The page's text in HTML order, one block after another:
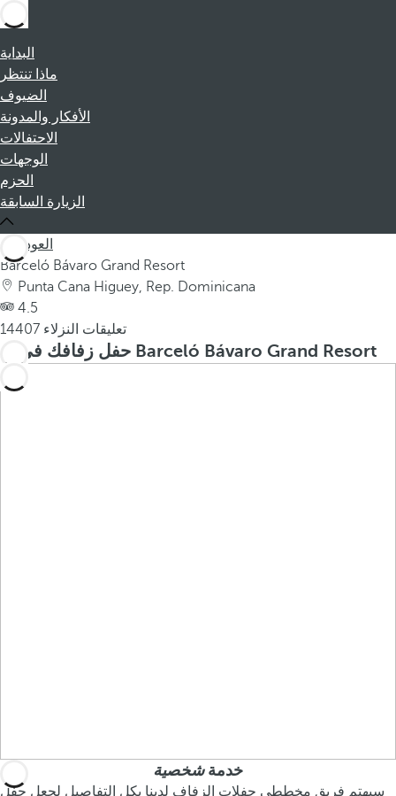
البداية
ماذا تنتظر
الضيوف
الأفكار والمدونة
الاحتفالات
الوجهات
الحزم
الزيارة السابقة
العودة
Barceló Bávaro Grand Resort
Punta Cana Higuey, Rep. Dominicana
4.5
14407 تعليقات النزلاء
حفل زفافك في Barceló Bávaro Grand Resort
خدمةشخصية
سيهتم فريق مخططي حفلات الزفاف لدينا بكل التفاصيل لجعل حفل